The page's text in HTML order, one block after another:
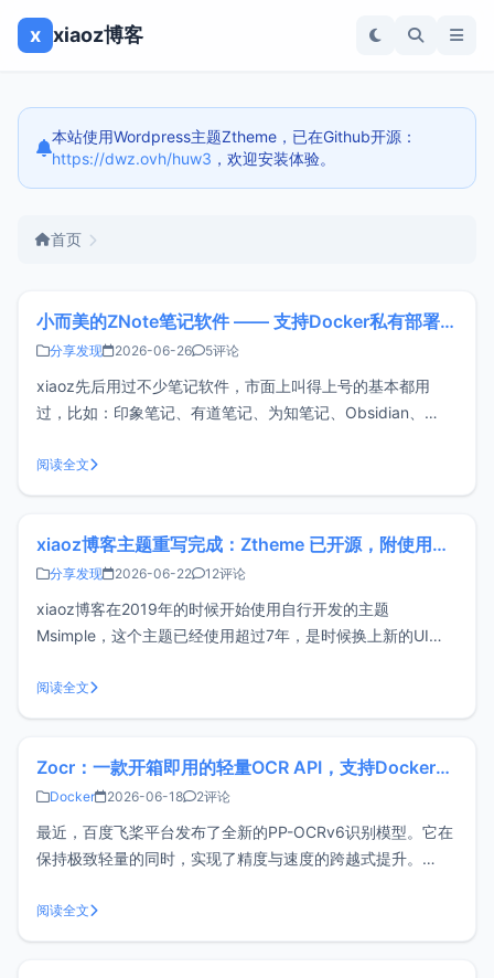
x xiaoz博客
本站使用Wordpress主题Ztheme，已在Github开源：
https://dwz.ovh/huw3 ，欢迎安装体验。
首页
小而美的ZNote笔记软件 —— 支持Docker私有部署和WEB访问
分享发现 2026-06-26 5评论
xiaoz先后用过不少笔记软件，市面上叫得上号的基本都用
过，比如：印象笔记、有道笔记、为知笔记、Obsidian、
不好看，有的太臃肿，有的同步困难，有的太过复杂，总之没
找到一款完全合适的，于是就诞生了自己开发一款笔
阅读全文
xiaoz博客主题重写完成：Ztheme 已开源，附使用说明
分享发现 2026-06-22 12评论
xiaoz博客在2019年的时候开始使用自行开发的主题
Msimple，这个主题已经使用超过7年，是时候换上新的UI
持一致，但UI更加细致，新主题命名为Ztheme。该主题适合
个人博客使用，已经在Github开源，有需要的朋友可以安装
阅读全文
Zocr：一款开箱即用的轻量OCR API，支持Docker一键部署
Docker 2026-06-18 2评论
最近，百度飞桨平台发布了全新的PP-OCRv6识别模型。它在
保持极致轻量的同时，实现了精度与速度的跨越式提升。
了一套在线HTTP API调用方案，现正式开源分享给大家。
Zocr开源地址：https://github.com/helloxz/z
阅读全文